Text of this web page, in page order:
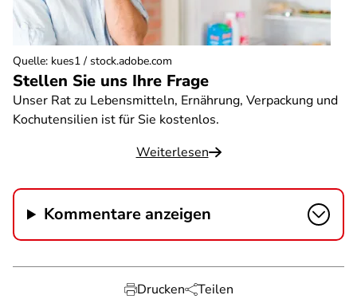
Stellen Sie uns Ihre Frage
Unser Rat zu Lebensmitteln, Ernährung, Verpackung und
Kochutensilien ist für Sie kostenlos.
Weiterlesen
Quelle: kues1 / stock.adobe.com
Kommentare anzeigen
Drucken Teilen